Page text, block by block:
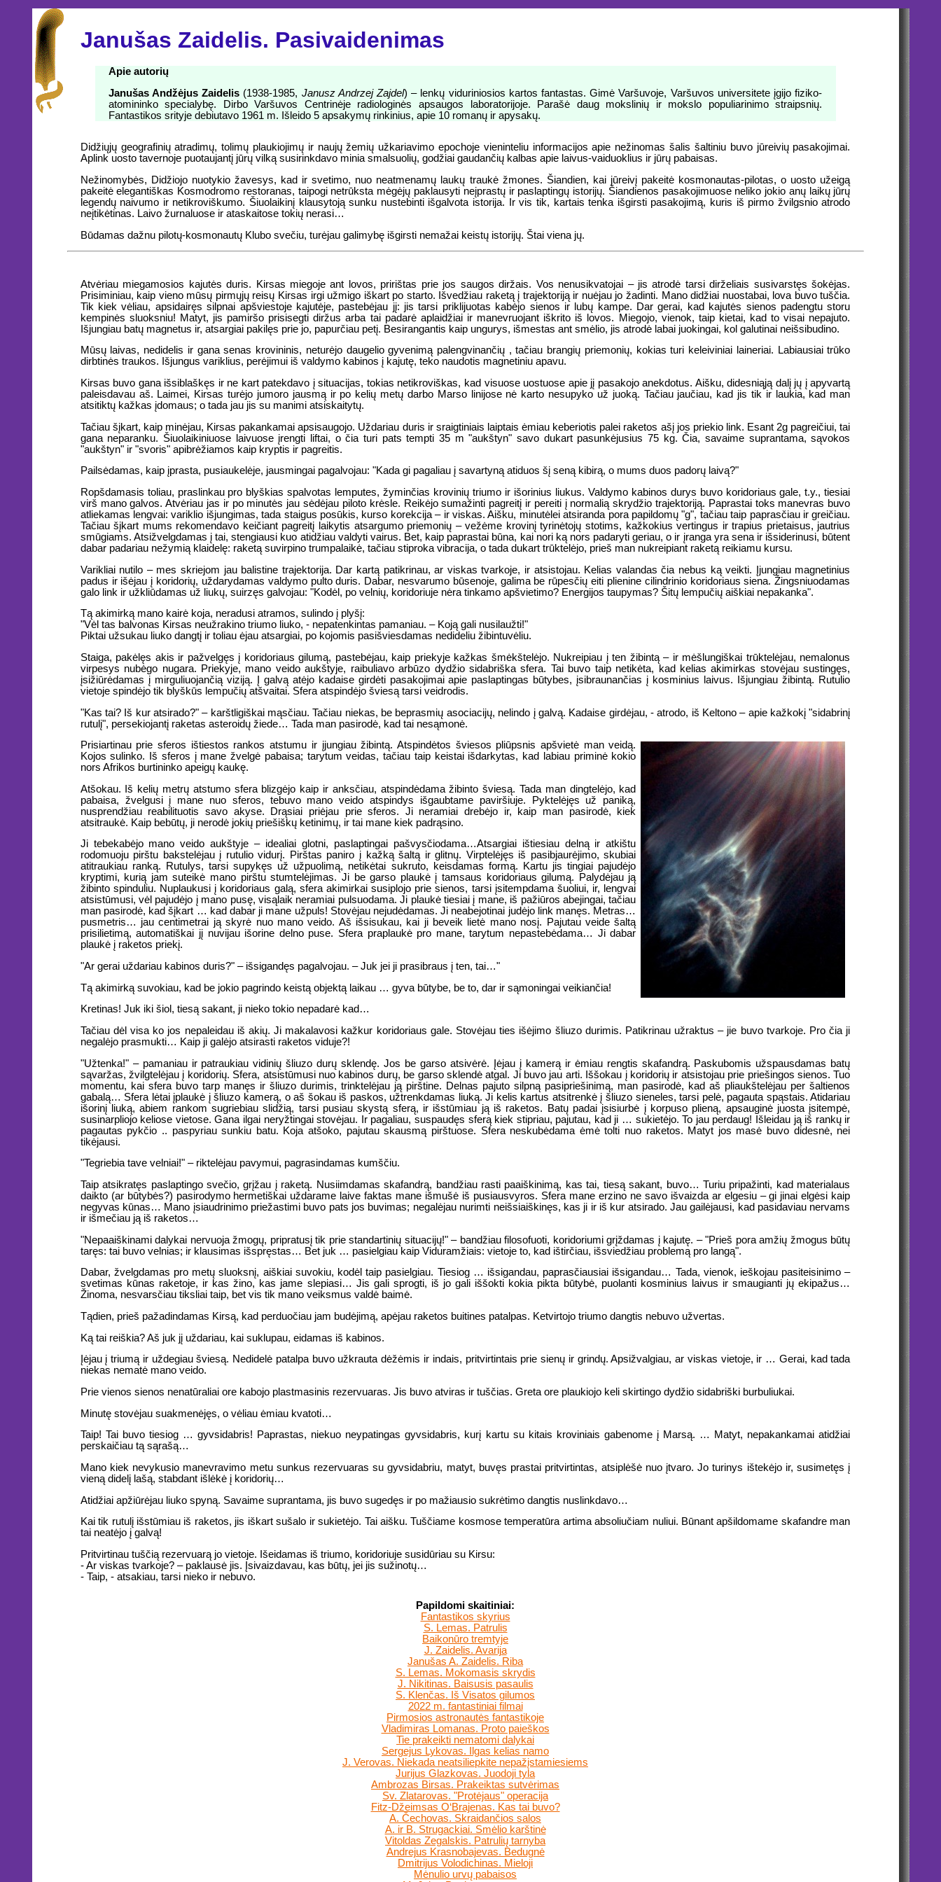
Janušas Zaidelis. Pasivaidenimas
Apie autorių
Janušas Andžėjus Zaidelis (1938-1985, Janusz Andrzej Zajdel) – lenkų viduriniosios kartos fantastas. Gimė Varšuvoje, Varšuvos universitete įgijo fiziko-
atomininko specialybę. Dirbo Varšuvos Centrinėje radiologinės apsaugos laboratorijoje. Parašė daug mokslinių ir mokslo populiarinimo straipsnių.
Fantastikos srityje debiutavo 1961 m. Išleido 5 apsakymų rinkinius, apie 10 romanų ir apysakų.
Didžiųjų geografinių atradimų, tolimų plaukiojimų ir naujų žemių užkariavimo epochoje vieninteliu informacijos apie nežinomas šalis šaltiniu buvo jūreivių pasakojimai.
Aplink uosto tavernoje puotaujantį jūrų vilką susirinkdavo minia smalsuolių, godžiai gaudančių kalbas apie laivus-vaiduoklius ir jūrų pabaisas.
Nežinomybės, Didžiojo nuotykio žavesys, kad ir svetimo, nuo neatmenamų laukų traukė žmones. Šiandien, kai jūreivį pakeitė kosmonautas-pilotas, o uosto užeigą
pakeitė elegantiškas Kosmodromo restoranas, taipogi netrūksta mėgėjų paklausyti neįprastų ir paslaptingų istorijų. Šiandienos pasakojimuose neliko jokio anų laikų jūrų
legendų naivumo ir netikroviškumo. Šiuolaikinį klausytoją sunku nustebinti išgalvota istorija. Ir vis tik, kartais tenka išgirsti pasakojimą, kuris iš pirmo žvilgsnio atrodo
neįtikėtinas. Laivo žurnaluose ir ataskaitose tokių nerasi…
Būdamas dažnu pilotų-kosmonautų Klubo svečiu, turėjau galimybę išgirsti nemažai keistų istorijų. Štai viena jų.
Atvėriau miegamosios kajutės duris. Kirsas miegoje ant lovos, pririštas prie jos saugos diržais. Vos nenusikvatojai – jis atrodė tarsi dirželiais susivarstęs šokėjas.
Prisiminiau, kaip vieno mūsų pirmųjų reisų Kirsas irgi užmigo iškart po starto. Išvedžiau raketą į trajektoriją ir nuėjau jo žadinti. Mano didžiai nuostabai, lova buvo tuščia.
Tik kiek vėliau, apsidairęs silpnai apšviestoje kajutėje, pastebėjau jį: jis tarsi priklijuotas kabėjo sienos ir lubų kampe. Dar gerai, kad kajutės sienos padengtu storu
kempinės sluoksniu! Matyt, jis pamiršo prisisegti diržus arba tai padarė aplaidžiai ir manevruojant iškrito iš lovos. Miegojo, vienok, taip kietai, kad to visai nepajuto.
Išjungiau batų magnetus ir, atsargiai pakilęs prie jo, papurčiau petį. Besirangantis kaip ungurys, išmestas ant smėlio, jis atrodė labai juokingai, kol galutinai neišsibudino.
Mūsų laivas, nedidelis ir gana senas krovininis, neturėjo daugelio gyvenimą palengvinančių , tačiau brangių priemonių, kokias turi keleiviniai laineriai. Labiausiai trūko
dirbtinės traukos. Išjungus variklius, perėjimui iš valdymo kabinos į kajutę, teko naudotis magnetiniu apavu.
Kirsas buvo gana išsiblaškęs ir ne kart patekdavo į situacijas, tokias netikroviškas, kad visuose uostuose apie jį pasakojo anekdotus. Aišku, didesniąją dalį jų į apyvartą
paleisdavau aš. Laimei, Kirsas turėjo jumoro jausmą ir po kelių metų darbo Marso linijose nė karto nesupyko už juoką. Tačiau jaučiau, kad jis tik ir laukia, kad man
atsitiktų kažkas įdomaus; o tada jau jis su manimi atsiskaitytų.
Tačiau šįkart, kaip minėjau, Kirsas pakankamai apsisaugojo. Uždariau duris ir sraigtiniais laiptais ėmiau keberiotis palei raketos ašį jos priekio link. Esant 2g pagreičiui, tai
gana neparanku. Šiuolaikiniuose laivuose įrengti liftai, o čia turi pats tempti 35 m "aukštyn" savo dukart pasunkėjusius 75 kg. Čia, savaime suprantama, sąvokos
"aukštyn" ir "svoris" apibrėžiamos kaip kryptis ir pagreitis.
Pailsėdamas, kaip įprasta, pusiaukelėje, jausmingai pagalvojau: "Kada gi pagaliau į savartyną atiduos šį seną kibirą, o mums duos padorų laivą?"
Ropšdamasis toliau, praslinkau pro blyškias spalvotas lemputes, žyminčias krovinių triumo ir išorinius liukus. Valdymo kabinos durys buvo koridoriaus gale, t.y., tiesiai
virš mano galvos. Atvėriau jas ir po minutės jau sėdėjau piloto krėsle. Reikėjo sumažinti pagreitį ir pereiti į normalią skrydžio trajektoriją. Paprastai toks manevras buvo
atliekamas lengvai: variklio išjungimas, tada staigus posūkis, kurso korekcija – ir viskas. Aišku, minutėlei atsiranda pora papildomų "g", tačiau taip paprasčiau ir greičiau.
Tačiau šįkart mums rekomendavo keičiant pagreitį laikytis atsargumo priemonių – vežėme krovinį tyrinėtojų stotims, kažkokius vertingus ir trapius prietaisus, jautrius
smūgiams. Atsižvelgdamas į tai, stengiausi kuo atidžiau valdyti vairus. Bet, kaip paprastai būna, kai nori ką nors padaryti geriau, o ir įranga yra sena ir išsiderinusi, būtent
dabar padariau nežymią klaidelę: raketą suvirpino trumpalaikė, tačiau stiproka vibracija, o tada dukart trūktelėjo, prieš man nukreipiant raketą reikiamu kursu.
Varikliai nutilo – mes skriejom jau balistine trajektorija. Dar kartą patikrinau, ar viskas tvarkoje, ir atsistojau. Kelias valandas čia nebus ką veikti. Įjungiau magnetinius
padus ir išėjau į koridorių, uždarydamas valdymo pulto duris. Dabar, nesvarumo būsenoje, galima be rūpesčių eiti plienine cilindrinio koridoriaus siena. Žingsniuodamas
galo link ir užkliūdamas už liukų, suirzęs galvojau: "Kodėl, po velnių, koridoriuje nėra tinkamo apšvietimo? Energijos taupymas? Šitų lempučių aiškiai nepakanka".
Tą akimirką mano kairė koja, neradusi atramos, sulindo į plyšį:
"Vėl tas balvonas Kirsas neužrakino triumo liuko, - nepatenkintas pamaniau. – Koją gali nusilaužti!"
Piktai užsukau liuko dangtį ir toliau ėjau atsargiai, po kojomis pasišviesdamas nedideliu žibintuvėliu.
Staiga, pakėlęs akis ir pažvelgęs į koridoriaus gilumą, pastebėjau, kaip priekyje kažkas šmėkštelėjo. Nukreipiau į ten žibintą – ir mėšlungiškai trūktelėjau, nemalonus
virpesys nubėgo nugara. Priekyje, mano veido aukštyje, raibuliavo arbūzo dydžio sidabriška sfera. Tai buvo taip netikėta, kad kelias akimirkas stovėjau sustingęs,
įsižiūrėdamas į mirguliuojančią viziją. Į galvą atėjo kadaise girdėti pasakojimai apie paslaptingas būtybes, įsibraunančias į kosminius laivus. Išjungiau žibintą. Rutulio
vietoje spindėjo tik blyškūs lempučių atšvaitai. Sfera atspindėjo šviesą tarsi veidrodis.
"Kas tai? Iš kur atsirado?" – karštligiškai mąsčiau. Tačiau niekas, be beprasmių asociacijų, nelindo į galvą. Kadaise girdėjau, - atrodo, iš Keltono – apie kažkokį "sidabrinį
rutulį", persekiojantį raketas asteroidų žiede… Tada man pasirodė, kad tai nesąmonė.
Prisiartinau prie sferos ištiestos rankos atstumu ir įjungiau žibintą. Atspindėtos šviesos pliūpsnis apšvietė man veidą.
Kojos sulinko. Iš sferos į mane žvelgė pabaisa; tarytum veidas, tačiau taip keistai išdarkytas, kad labiau priminė kokio
nors Afrikos burtininko apeigų kaukę.
Atšokau. Iš kelių metrų atstumo sfera blizgėjo kaip ir anksčiau, atspindėdama žibinto šviesą. Tada man dingtelėjo, kad
pabaisa, žvelgusi į mane nuo sferos, tebuvo mano veido atspindys išgaubtame paviršiuje. Pyktelėjęs už paniką,
nusprendžiau reabilituotis savo akyse. Drąsiai priėjau prie sferos. Ji neramiai drebėjo ir, kaip man pasirodė, kiek
atsitraukė. Kaip bebūtų, ji nerodė jokių priešiškų ketinimų, ir tai mane kiek padrąsino.
Ji tebekabėjo mano veido aukštyje – idealiai glotni, paslaptingai pašvysčiodama…Atsargiai ištiesiau delną ir atkištu
rodomuoju pirštu bakstelėjau į rutulio vidurį. Pirštas paniro į kažką šaltą ir glitnų. Virptelėjęs iš pasibjaurėjimo, skubiai
atitraukiau ranką. Rutulys, tarsi supykęs už užpuolimą, netikėtai sukruto, keisdamas formą. Kartu jis tingiai pajudėjo
kryptimi, kurią jam suteikė mano pirštu stumtelėjimas. Ji be garso plaukė į tamsaus koridoriaus gilumą. Palydėjau ją
žibinto spinduliu. Nuplaukusi į koridoriaus galą, sfera akimirkai susiplojo prie sienos, tarsi įsitempdama šuoliui, ir, lengvai
atsistūmusi, vėl pajudėjo į mano pusę, visąlaik neramiai pulsuodama. Ji plaukė tiesiai į mane, iš pažiūros abejingai, tačiau
man pasirodė, kad šįkart … kad dabar ji mane užpuls! Stovėjau nejudėdamas. Ji neabejotinai judėjo link manęs. Metras…
pusmetris… jau centimetrai ją skyrė nuo mano veido. Aš išsisukau, kai ji beveik lietė mano nosį. Pajutau veide šaltą
prisilietimą, automatiškai jį nuvijau išorine delno puse. Sfera praplaukė pro mane, tarytum nepastebėdama… Ji dabar
plaukė į raketos priekį.
"Ar gerai uždariau kabinos duris?" – išsigandęs pagalvojau. – Juk jei ji prasibraus į ten, tai…"
Tą akimirką suvokiau, kad be jokio pagrindo keistą objektą laikau … gyva būtybe, be to, dar ir sąmoningai veikiančia!
Kretinas! Juk iki šiol, tiesą sakant, ji nieko tokio nepadarė kad…
Tačiau dėl visa ko jos nepaleidau iš akių. Ji makalavosi kažkur koridoriaus gale. Stovėjau ties išėjimo šliuzo durimis. Patikrinau užraktus – jie buvo tvarkoje. Pro čia ji
negalėjo prasmukti… Kaip ji galėjo atsirasti raketos viduje?!
"Užtenka!" – pamaniau ir patraukiau vidinių šliuzo durų sklendę. Jos be garso atsivėrė. Įėjau į kamerą ir ėmiau rengtis skafandrą. Paskubomis užspausdamas batų
sąvaržas, žvilgtelėjau į koridorių. Sfera, atsistūmusi nuo kabinos durų, be garso sklendė atgal. Ji buvo jau arti. Iššokau į koridorių ir atsistojau prie priešingos sienos. Tuo
momentu, kai sfera buvo tarp manęs ir šliuzo durimis, trinktelėjau ją pirštine. Delnas pajuto silpną pasipriešinimą, man pasirodė, kad aš pliaukštelėjau per šaltienos
gabalą… Sfera lėtai įplaukė į šliuzo kamerą, o aš šokau iš paskos, užtrenkdamas liuką. Ji kelis kartus atsitrenkė į šliuzo sieneles, tarsi pelė, pagauta spąstais. Atidariau
išorinį liuką, abiem rankom sugriebiau slidžią, tarsi pusiau skystą sferą, ir išstūmiau ją iš raketos. Batų padai įsisiurbė į korpuso plieną, apsauginė juosta įsitempė,
susinarpliojo keliose vietose. Gana ilgai neryžtingai stovėjau. Ir pagaliau, suspaudęs sferą kiek stipriau, pajutau, kad ji … sukietėjo. To jau perdaug! Išleidau ją iš rankų ir
pagautas pykčio .. paspyriau sunkiu batu. Koja atšoko, pajutau skausmą pirštuose. Sfera neskubėdama ėmė tolti nuo raketos. Matyt jos masė buvo didesnė, nei
tikėjausi.
"Tegriebia tave velniai!" – riktelėjau pavymui, pagrasindamas kumščiu.
Taip atsikratęs paslaptingo svečio, grįžau į raketą. Nusiimdamas skafandrą, bandžiau rasti paaiškinimą, kas tai, tiesą sakant, buvo… Turiu pripažinti, kad materialaus
daikto (ar būtybės?) pasirodymo hermetiškai uždarame laive faktas mane išmušė iš pusiausvyros. Sfera mane erzino ne savo išvaizda ar elgesiu – gi jinai elgėsi kaip
negyvas kūnas… Mano įsiaudrinimo priežastimi buvo pats jos buvimas; negalėjau nurimti neišsiaiškinęs, kas ji ir iš kur atsirado. Jau gailėjausi, kad pasidaviau nervams
ir išmečiau ją iš raketos…
"Nepaaiškinami dalykai nervuoja žmogų, pripratusį tik prie standartinių situacijų!" – bandžiau filosofuoti, koridoriumi grįždamas į kajutę. – "Prieš pora amžių žmogus būtų
taręs: tai buvo velnias; ir klausimas išspręstas… Bet juk … pasielgiau kaip Viduramžiais: vietoje to, kad ištirčiau, išsviedžiau problemą pro langą".
Dabar, žvelgdamas pro metų sluoksnį, aiškiai suvokiu, kodėl taip pasielgiau. Tiesiog … išsigandau, paprasčiausiai išsigandau… Tada, vienok, ieškojau pasiteisinimo –
svetimas kūnas raketoje, ir kas žino, kas jame slepiasi… Jis gali sprogti, iš jo gali iššokti kokia pikta būtybė, puolanti kosminius laivus ir smaugianti jų ekipažus…
Žinoma, nesvarsčiau tiksliai taip, bet vis tik mano veiksmus valdė baimė.
Tądien, prieš pažadindamas Kirsą, kad perduočiau jam budėjimą, apėjau raketos buitines patalpas. Ketvirtojo triumo dangtis nebuvo užvertas.
Ką tai reiškia? Aš juk jį uždariau, kai suklupau, eidamas iš kabinos.
Įėjau į triumą ir uždegiau šviesą. Nedidelė patalpa buvo užkrauta dėžėmis ir indais, pritvirtintais prie sienų ir grindų. Apsižvalgiau, ar viskas vietoje, ir … Gerai, kad tada
niekas nematė mano veido.
Prie vienos sienos nenatūraliai ore kabojo plastmasinis rezervuaras. Jis buvo atviras ir tuščias. Greta ore plaukiojo keli skirtingo dydžio sidabriški burbuliukai.
Minutę stovėjau suakmenėjęs, o vėliau ėmiau kvatoti…
Taip! Tai buvo tiesiog … gyvsidabris! Paprastas, niekuo neypatingas gyvsidabris, kurį kartu su kitais kroviniais gabenome į Marsą. … Matyt, nepakankamai atidžiai
perskaičiau tą sąrašą…
Mano kiek nevykusio manevravimo metu sunkus rezervuaras su gyvsidabriu, matyt, buvęs prastai pritvirtintas, atsiplėšė nuo įtvaro. Jo turinys ištekėjo ir, susimetęs į
vieną didelį lašą, stabdant išlėkė į koridorių…
Atidžiai apžiūrėjau liuko spyną. Savaime suprantama, jis buvo sugedęs ir po mažiausio sukrėtimo dangtis nuslinkdavo…
Kai tik rutulį išstūmiau iš raketos, jis iškart sušalo ir sukietėjo. Tai aišku. Tuščiame kosmose temperatūra artima absoliučiam nuliui. Būnant apšildomame skafandre man
tai neatėjo į galvą!
Pritvirtinau tuščią rezervuarą jo vietoje. Išeidamas iš triumo, koridoriuje susidūriau su Kirsu:
- Ar viskas tvarkoje? – paklausė jis. Įsivaizdavau, kas būtų, jei jis sužinotų…
- Taip, - atsakiau, tarsi nieko ir nebuvo.
Papildomi skaitiniai:
Fantastikos skyrius
S. Lemas. Patrulis
Baikonūro tremtyje
J. Zaidelis. Avarija
Janušas A. Zaidelis. Riba
S. Lemas. Mokomasis skrydis
J. Nikitinas. Baisusis pasaulis
S. Klenčas. Iš Visatos gilumos
2022 m. fantastiniai filmai
Pirmosios astronautės fantastikoje
Vladimiras Lomanas. Proto paieškos
Tie prakeikti nematomi dalykai
Sergejus Lykovas. Ilgas kelias namo
J. Verovas. Niekada neatsiliepkite nepažįstamiesiems
Jurijus Glazkovas. Juodoji tyla
Ambrozas Birsas. Prakeiktas sutvėrimas
Sv. Zlatarovas. "Protėjaus" operacija
Fitz-Džeimsas O‘Brajenas. Kas tai buvo?
A. Čechovas. Skraidančios salos
A. ir B. Strugackiai. Smėlio karštinė
Vitoldas Zegalskis. Patrulių tarnyba
Andrejus Krasnobajevas. Bedugnė
Dmitrijus Volodichinas. Mieloji
Mėnulio urvų pabaisos